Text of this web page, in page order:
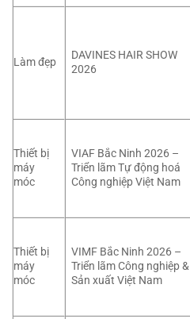
Làm đẹp
DAVINES HAIR SHOW
2026
Thiết bị
máy
móc
VIAF Bắc Ninh 2026 –
Triển lãm Tự động hoá
Công nghiệp Việt Nam
Thiết bị
máy
móc
VIMF Bắc Ninh 2026 –
Triển lãm Công nghiệp &
Sản xuất Việt Nam